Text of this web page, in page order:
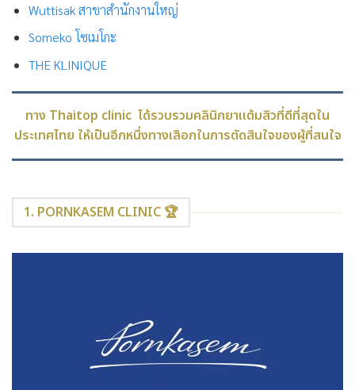
Wuttisak สาขาสำนักงานใหญ่
Someko โซเมโกะ
THE KLINIQUE
ทาง Thaitop clinic ได้รวบรวมคลินิกยาแต้มสิวที่ดีที่สุดใน
ประเทศไทย ให้เป็นอีกหนึ่งทางเลือกในการตัดสินใจของผู้ที่สนใจ
1. PORNKASEM CLINIC 🏆